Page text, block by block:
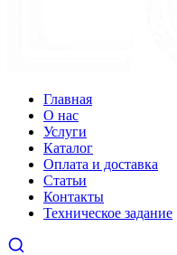
Главная
О нас
Услуги
Каталог
Оплата и доставка
Статьи
Контакты
Техническое задание